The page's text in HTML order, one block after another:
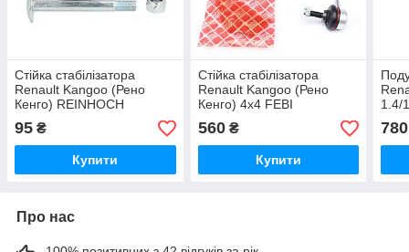
Стійка стабілізатора
Renault Kangoo (Рено
Кенго) REINHOCH
(Польща)
95 ₴
Купити
Стійка стабілізатора
Renault Kangoo (Рено
Кенго) 4х4 FEBI
(Німеччина)
560₴
Купити
1.4/
780
Про нас